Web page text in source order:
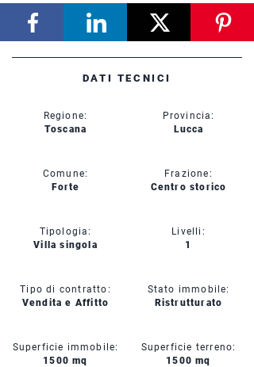
DATI TECNICI
Regione:
Toscana
Comune:
Forte
Tipologia:
Villa singola
Tipo di contratto:
Vendita e Affitto
Superficie immobile:
1500 mq
Provincia:
Lucca
Frazione:
Centro storico
Livelli:
1
Stato immobile:
Ristrutturato
Superficie terreno:
1500 mq